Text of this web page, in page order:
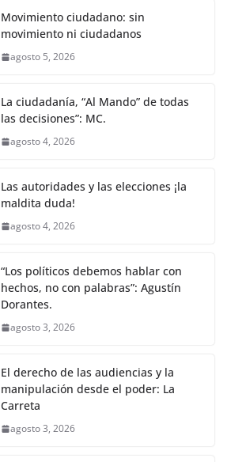
Movimiento ciudadano: sin
movimiento ni ciudadanos
agosto 5, 2026
La ciudadanía, “Al Mando” de todas
las decisiones”: MC.
agosto 4, 2026
Las autoridades y las elecciones ¡la
maldita duda!
agosto 4, 2026
“Los políticos debemos hablar con
hechos, no con palabras”: Agustín
Dorantes.
agosto 3, 2026
El derecho de las audiencias y la
manipulación desde el poder: La
Carreta
agosto 3, 2026